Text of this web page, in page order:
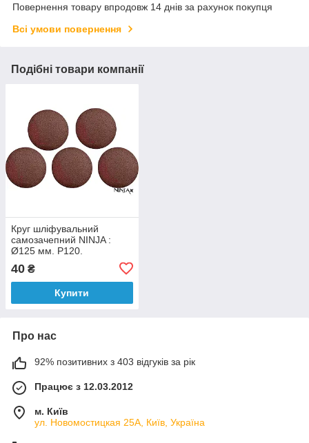
Повернення товару впродовж 14 днів за рахунок покупця
Всі умови повернення
Подібні товари компанії
Круг шліфувальний
самозачепний NINJA :
Ø125 мм. Р120.
[100]
40 ₴
Купити
Про нас
92% позитивних з 403 відгуків за рік
Працює з 12.03.2012
м. Київ
ул. Новомостицкая 25А, Київ, Україна